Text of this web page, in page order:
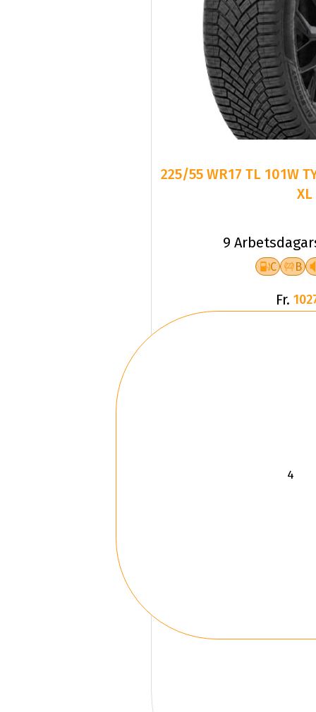
225/55 WR17 TL 101W
XL
9
C B
Fr.